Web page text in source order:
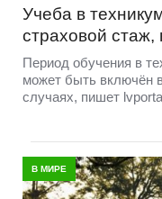
Учеба в
страховой стаж,
Период обучения в
может быть включён
случаях, пишет
В МИРЕ